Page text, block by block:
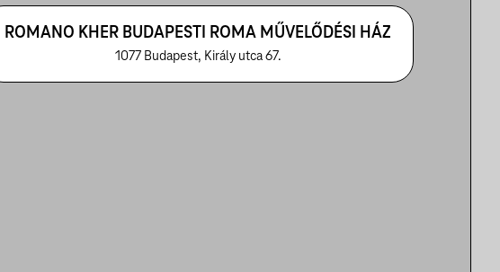
ROMANO KHER BUDAPESTI ROMA MŰVELŐDÉSI HÁZ
1077 Budapest, Király utca 67.